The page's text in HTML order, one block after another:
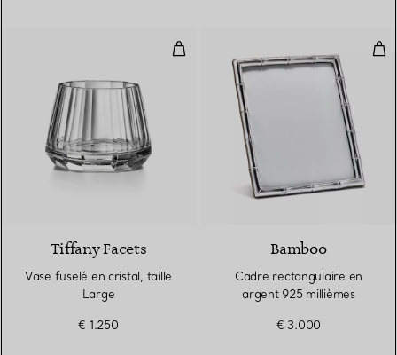
Vase fuselé en cristal, taille
Tiffany Facets
Vase fuselé en cristal, taille
Large
€ 1.250
Bamboo
Cadre rectangulaire en
argent 925 millièmes
€ 3.000